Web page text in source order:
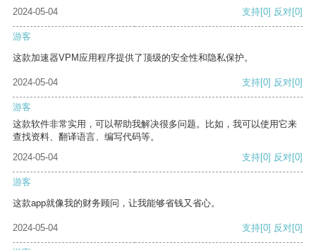
2024-05-04 支持[0] 反对[0]
游客
这款加速器VPM应用程序提供了顶级的安全性和隐私保护。
2024-05-04 支持[0] 反对[0]
游客
这款软件非常实用，可以帮助我解决很多问题。比如，我可以使用它来
查找资料、翻译语言、编写代码等。
2024-05-04
支持[0] 反对[0]
游客
这款app就像我的财务顾问，让我能够省钱又省心。
2024-05-04 支持[0] 反对[0]